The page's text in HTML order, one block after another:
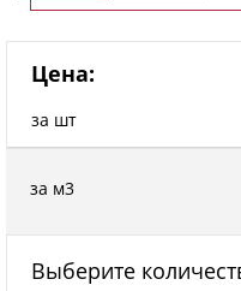
Цена:
за шт
за м3
Выберите